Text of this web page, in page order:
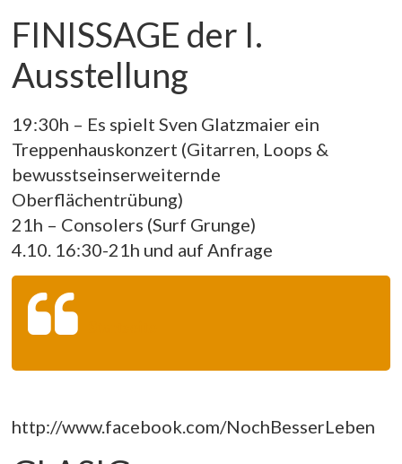
FINISSAGE der I.
Ausstellung
19:30h – Es spielt Sven Glatzmaier ein
Treppenhauskonzert (Gitarren, Loops &
bewusstseinserweiternde
Oberflächentrübung)
21h – Consolers (Surf Grunge)
4.10. 16:30-21h und auf Anfrage
http://www.facebook.com/NochBesserLeben